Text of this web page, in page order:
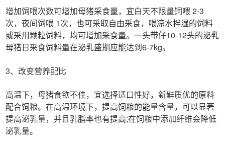
增加饲喂次数可增加母猪采食量，宜白天不限量饲喂 2-3
次，夜间饲喂 1次，也可采取自由采食，喂凉水拌湿的饲料
或采用颗粒饲料，均可增加采食量。一头带仔10-12头的泌乳
母猪日采食饲料量在泌乳盛期应能达到6-7kg。
3、改变营养配比
高温下，母猪食欲不佳，宜选择适口性好，新鲜质优的原料
配合饲粮。在高温环境下，提高饲粮的能量含量，可以显著
提高泌乳量，并且乳脂率也有提高;在饲粮中添加纤维会降低
泌乳量。